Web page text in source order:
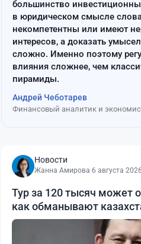
большинство
в юридическом смысле
некомпетентны или имеют
интересов, а доказать
сложно. Именно поэтому
влияния сложнее, чем
пирамиды.
Андрей Чеботарев
Финансовый аналитик и
Новости
Жанна Амирова·6 августа
Тур за 120 тысяч может
как обманывают